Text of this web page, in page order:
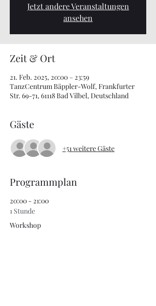
Jetzt andere Veranstaltungen
ansehen
Zeit & Ort
21. Feb. 2025, 20:00 – 23:59
TanzCentrum Bäppler-Wolf, Frankfurter
Str. 69-71, 61118 Bad Vilbel, Deutschland
Gäste
+51 weitere Gäste
Programmplan
20:00 - 21:00
1 Stunde
Workshop